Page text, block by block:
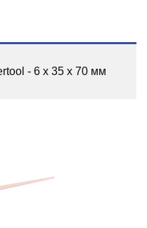
- 6 х 35 х 70 мм